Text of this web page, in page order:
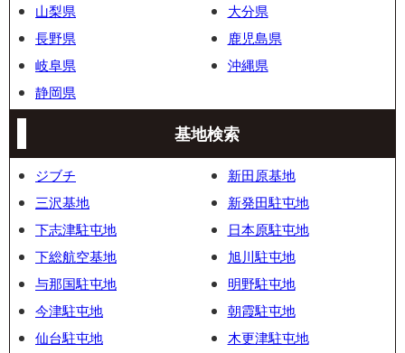
山梨県
長野県
岐阜県
静岡県
大分県
鹿児島県
沖縄県
基地検索
ジブチ
三沢基地
下志津駐屯地
下総航空基地
与那国駐屯地
今津駐屯地
仙台駐屯地
新田原基地
新発田駐屯地
日本原駐屯地
旭川駐屯地
明野駐屯地
朝霞駐屯地
木更津駐屯地